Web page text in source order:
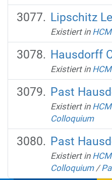
Lipschitz
Existiert in
Hausdorff
Existiert in
Past
Existiert in
Colloquium
Past
Existiert in
Colloquium /